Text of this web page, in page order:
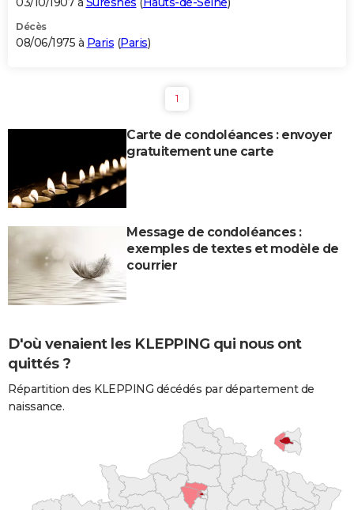
Décès
08/06/1975 à Paris (Paris)
1
Carte de condoléances : envoyer
gratuitement une carte
Message de condoléances :
exemples de textes et modèle de
courrier
D'où venaient les KLEPPING qui nous ont
quittés ?
Répartition des KLEPPING décédés par département de
naissance.